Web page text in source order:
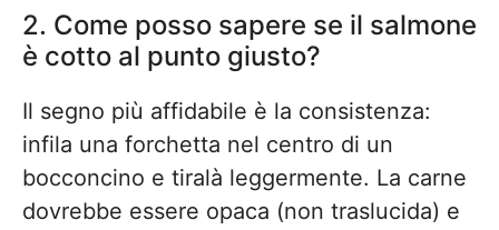
2. Come posso sapere se il salmone
è cotto al punto giusto?
Il segno più affidabile è la consistenza:
infila una forchetta nel centro di un
bocconcino e tiralà leggermente. La carne
dovrebbe essere opaca (non traslucida) e